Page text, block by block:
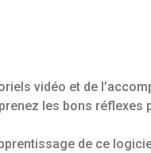
vidéo et de
les bons réflexes
de ce